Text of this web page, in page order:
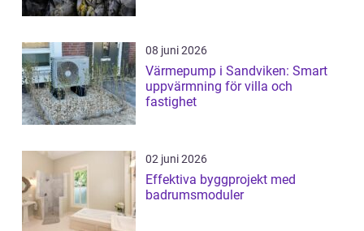
08 juni 2026
Värmepump i Sandviken: Smart
uppvärmning för villa och
fastighet
02 juni 2026
Effektiva byggprojekt med
badrumsmoduler